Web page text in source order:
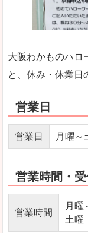
大阪わかものハロ
と、休み・休業日
営業日
営業日 月曜～
営業時間・受
営業時間
月曜
土曜